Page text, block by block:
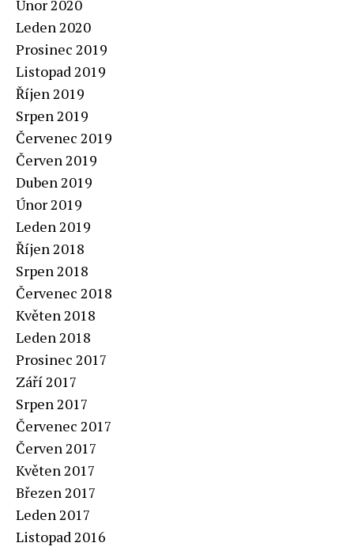
Únor 2020
Leden 2020
Prosinec 2019
Listopad 2019
Říjen 2019
Srpen 2019
Červenec 2019
Červen 2019
Duben 2019
Únor 2019
Leden 2019
Říjen 2018
Srpen 2018
Červenec 2018
Květen 2018
Leden 2018
Prosinec 2017
Září 2017
Srpen 2017
Červenec 2017
Červen 2017
Květen 2017
Březen 2017
Leden 2017
Listopad 2016